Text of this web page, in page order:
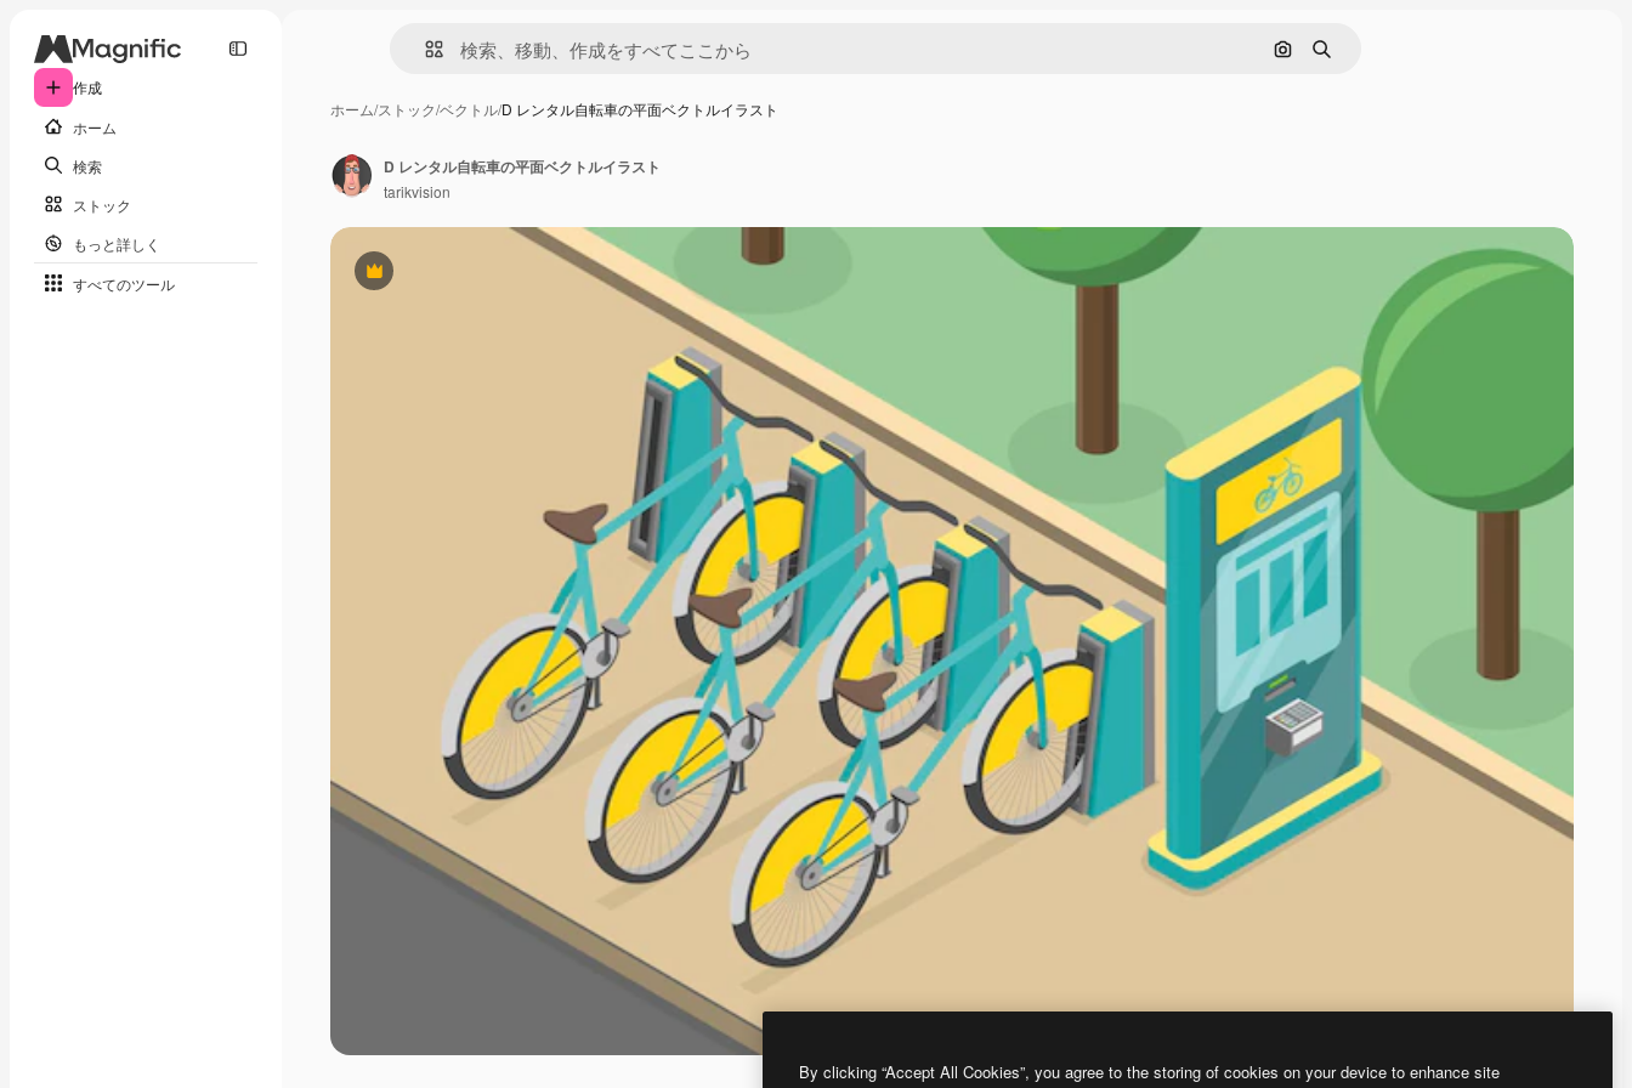
作成
ホーム
検索
ストック
もっと詳しく
すべてのツール
画像で検索
検索
ホーム/ストック/ベクトル/D レンタル自転車の平面ベクトルイラスト
Premium
D レンタル自転車の平面ベクトルイラスト
tarikvision
By clicking “Accept All Cookies”, you agree to the storing of cookies on your device to enhance site